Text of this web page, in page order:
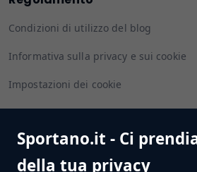
Sportano.it - Ci
della tua privacy
Condizioni di utilizzo del blog
Informativa sulla privacy e sui cookie
Impostazioni dei cookie
Seguiteci